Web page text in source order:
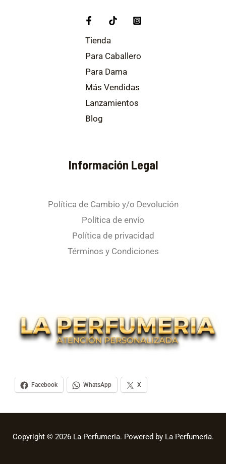
Tienda
Para Caballero
Para Dama
Más Vendidas
Lanzamientos
Blog
Información Legal
Política de Cambio y/o Devolución
Política de envío
Política de privacidad
Términos y Condiciones
Facebook WhatsApp X
Copyright © 2026 La Perfumeria. Powered by La Perfumeria.